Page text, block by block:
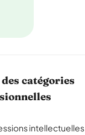
catégories
intellectuelles